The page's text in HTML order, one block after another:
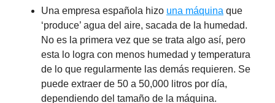
Una empresa española hizo una máquina que
‘produce’ agua del aire, sacada de la humedad.
No es la primera vez que se trata algo así, pero
esta lo logra con menos humedad y temperatura
de lo que regularmente las demás requieren. Se
puede extraer de 50 a 50,000 litros por día,
dependiendo del tamaño de la máquina.